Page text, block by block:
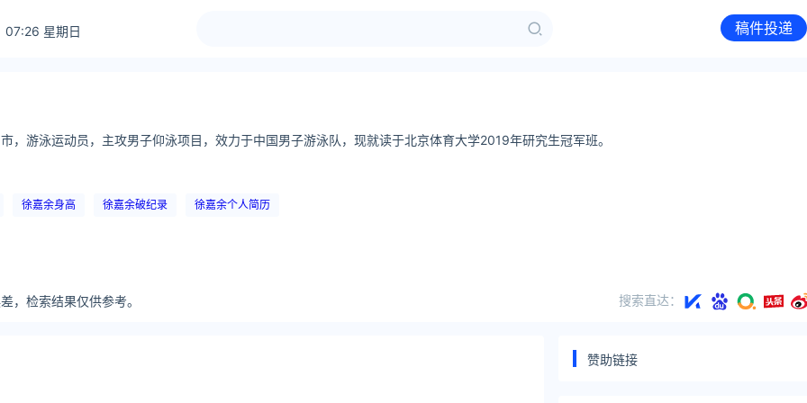
07:26 星期日 稿件投递
，游泳运动员，主攻男子仰泳项目，效力于中国男子游泳队，现就读于北京体育大学2019年研究生冠军班。
徐嘉余身高 徐嘉余破纪录 徐嘉余个人简历
，检索结果仅供参考。 搜索直达：
赞助链接